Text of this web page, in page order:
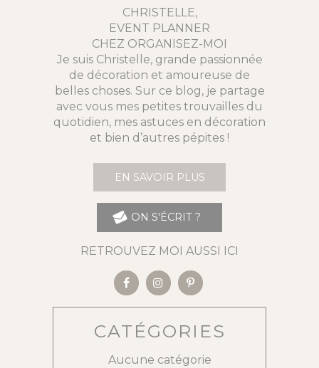
CHRISTELLE,
EVENT PLANNER
CHEZ ORGANISEZ-MOI
Je suis Christelle, grande passionnée
de décoration et amoureuse de
belles choses. Sur ce blog, je partage
avec vous mes petites trouvailles du
quotidien, mes astuces en décoration
et bien d’autres pépites !
EN SAVOIR PLUS
ON S'ÉCRIT ?
RETROUVEZ MOI AUSSI ICI
CATÉGORIES
Aucune catégorie